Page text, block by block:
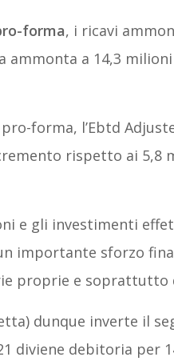
forma, i ricavi
ammonta a 14,3
forma, l’Ebtd
rispetto ai 5,8
e gli investimenti
importante sforzo
proprie e soprattutto
dunque inverte il
diviene debitoria per